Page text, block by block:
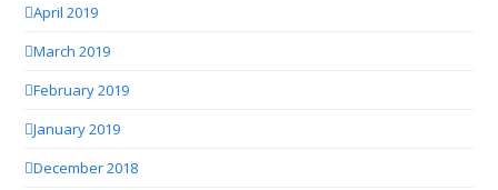
April 2019
March 2019
February 2019
January 2019
December 2018